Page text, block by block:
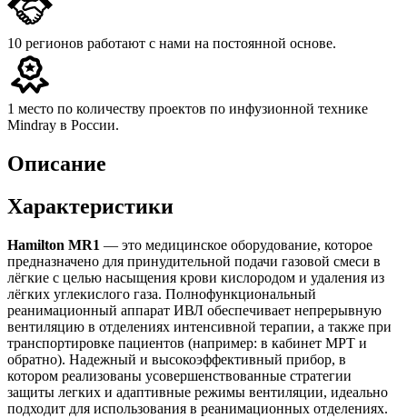
10 регионов работают с нами на постоянной основе.
1 место по количеству проектов по инфузионной технике
Mindray в России.
Описание
Характеристики
Hamilton MR1 — это медицинское оборудование, которое
предназначено для принудительной подачи газовой смеси в
лёгкие с целью насыщения крови кислородом и удаления из
лёгких углекислого газа. Полнофункциональный
реанимационный аппарат ИВЛ обеспечивает непрерывную
вентиляцию в отделениях интенсивной терапии, а также при
транспортировке пациентов (например: в кабинет МРТ и
обратно). Надежный и высокоэффективный прибор, в
котором реализованы усовершенствованные стратегии
защиты легких и адаптивные режимы вентиляции, идеально
подходит для использования в реанимационных отделениях.